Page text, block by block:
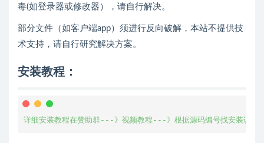
毒(如登录器或修改器），请自行解决。
部分文件（如客户端app）须进行反向破解，本站不提供技
术支持，请自行研究解决方案。
安装教程：
详细安装教程在赞助群---》视频教程---》根据源码编号找安装说明